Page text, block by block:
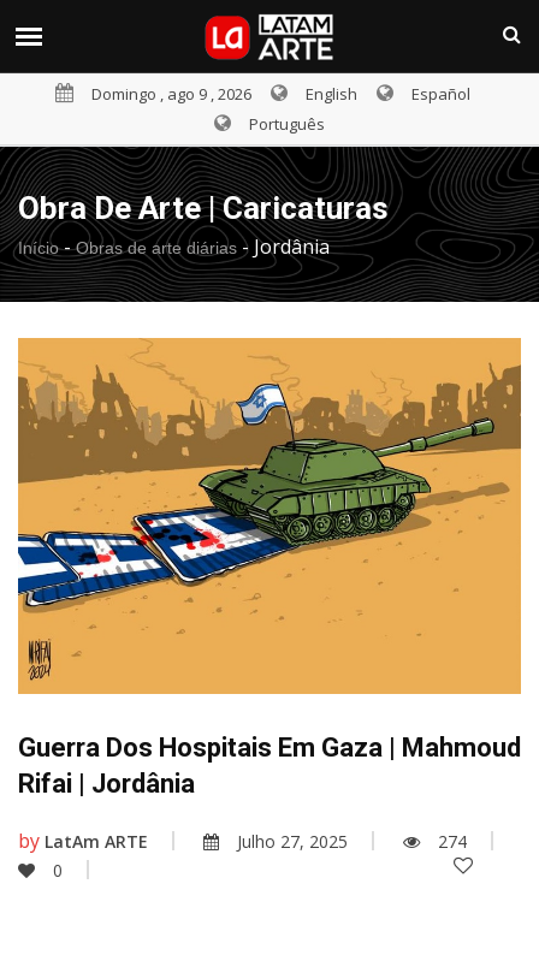
Domingo , ago 9 , 2026 English
Español
Português
Obra De Arte | Caricaturas
Início- Obras de arte diárias - Jordânia
Guerra Dos Hospitais Em Gaza | Mahmoud
Rifai | Jordânia
by LatAm ARTE Julho 27, 2025
274
0